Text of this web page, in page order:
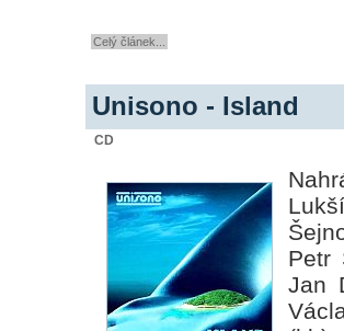
Celý článek...
Unisono - Island
CD
Petr
Jan